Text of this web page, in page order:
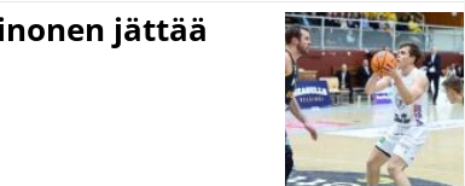
jättää